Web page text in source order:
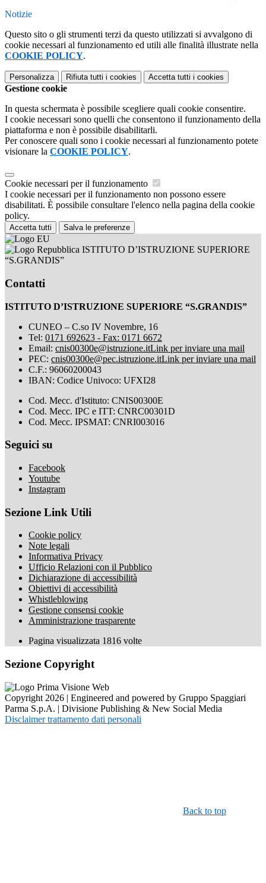
Notizie
Questo sito o gli strumenti terzi da questo utilizzati si avvalgono di
cookie necessari al funzionamento ed utili alle finalità illustrate nella
COOKIE POLICY.
Personalizza Rifiuta tutti i cookies Accetta tutti i cookies
Gestione cookie
In questa schermata è possibile scegliere quali cookie consentire.
I cookie necessari sono quelli che consentono il funzionamento della
piattaforma e non è possibile disabilitarli.
Per conoscere quali sono i cookie necessari al funzionamento potete
visionare la COOKIE POLICY.
Cookie necessari per il funzionamento
I cookie necessari per il funzionamento non possono essere
disabilitati. È possibile consultare l'elenco nella pagina della cookie
policy.
Accetta tutti Salva le preferenze
ISTITUTO D’ISTRUZIONE SUPERIORE
“S.GRANDIS”
Contatti
ISTITUTO D’ISTRUZIONE SUPERIORE “S.GRANDIS”
CUNEO – C.so IV Novembre, 16
Tel: 0171 692623 - Fax: 0171 6672
Email: cnis00300e@istruzione.itLink per inviare una mail
PEC: cnis00300e@pec.istruzione.itLink per inviare una mail
C.F.: 96060200043
IBAN: Codice Univoco: UFXI28
Cod. Mecc. d'Istituto: CNIS00300E
Cod. Mecc. IPC e ITT: CNRC00301D
Cod. Mecc. IPSMAT: CNRI003016
Seguici su
Facebook
Youtube
Instagram
Sezione Link Utili
Cookie policy
Note legali
Informativa Privacy
Ufficio Relazioni con il Pubblico
Dichiarazione di accessibilità
Obiettivi di accessibilità
Whistleblowing
Gestione consensi cookie
Amministrazione trasparente
Pagina visualizzata 1816 volte
Sezione Copyright
Copyright 2026 | Engineered and powered by Gruppo Spaggiari
Parma S.p.A. | Divisione Publishing & New Social Media
Disclaimer trattamento dati personali
Back to top